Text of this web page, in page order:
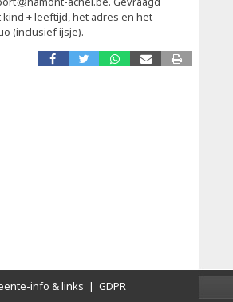
+ leeftijd, het adres en het
(inclusief ijsje).
info & links | GDPR